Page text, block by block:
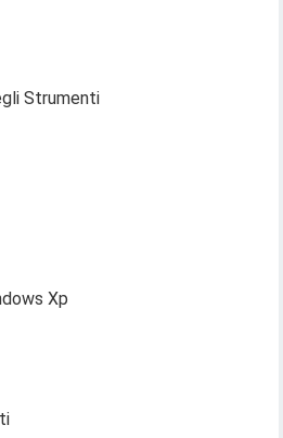
Strumenti
Xp